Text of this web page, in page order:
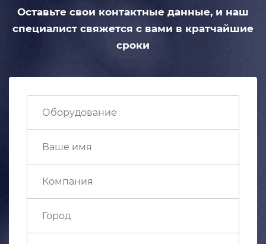
Оставьте свои контактные данные, и наш
специалист свяжется с вами в кратчайшие
сроки